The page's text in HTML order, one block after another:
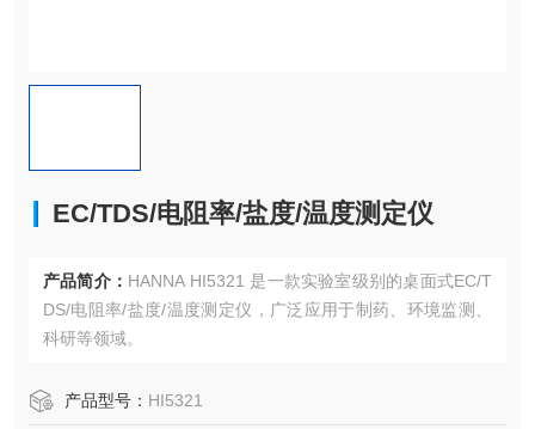
EC/TDS/电阻率/盐度/温度测定仪
产品简介： HANNA HI5321 是一款实验室级别的桌面式EC/T
DS/电阻率/盐度/温度测定仪，广泛应用于制药、环境监测、
科研等领域。
产品型号： HI5321